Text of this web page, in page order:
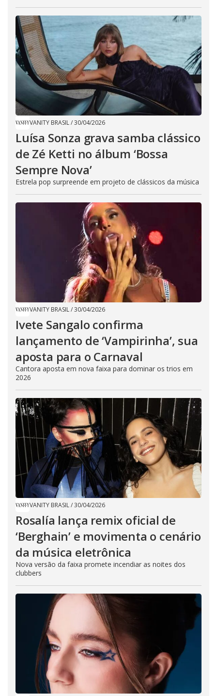
VANITY BRASIL/30/04/2026
Luísa Sonza grava samba clássico
de Zé Ketti no álbum ‘Bossa
Sempre Nova’
Estrela pop surpreende em projeto de clássicos da música
VANITY BRASIL/30/04/2026
Ivete Sangalo confirma
lançamento de ‘Vampirinha’, sua
aposta para o Carnaval
Cantora aposta em nova faixa para dominar os trios em
2026
VANITY BRASIL/30/04/2026
Rosalía lança remix oficial de
‘Berghain’ e movimenta o cenário
da música eletrônica
Nova versão da faixa promete incendiar as noites dos
clubbers